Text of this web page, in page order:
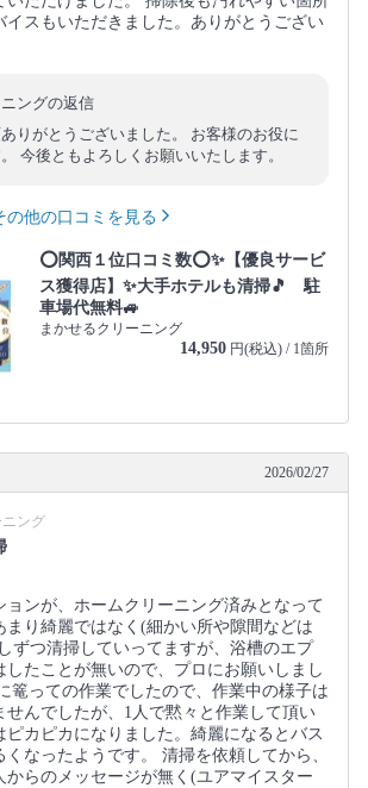
イスもいただきました。ありがとうござい
ングの返信
りがとうございました。 お客様のお役に
今後ともよろしくお願いいたします。
の他の口コミを見る
⭕関西１位口コミ数⭕✨【優良サービ
ス獲得店】✨大手ホテルも清掃🎵 駐
車場代無料🚙
まかせるクリーニング
14,950 円(税込) / 1箇所
2026/02/27
ング
ョンが、ホームクリーニング済みとなって
まり綺麗ではなく(細かい所や隙間などは
ずつ清掃していってますが、浴槽のエプ
したことが無いので、プロにお願いしまし
篭っての作業でしたので、作業中の様子は
せんでしたが、1人で黙々と作業して頂い
ピカピカになりました。綺麗になるとバス
なったようです。 清掃を依頼してから、
からのメッセージが無く(ユアマイスター